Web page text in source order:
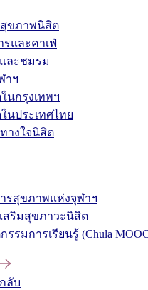
ขภาพนิสิต
รและคาเฟ่
ละชมรม
าฯ
นกรุงเทพฯ
นประเทศไทย
างใจนิสิต
รสุขภาพแห่งจุฬาฯ
สริมสุขภาวะนิสิต
รรมการเรียนรู้ (Chula
ลับ